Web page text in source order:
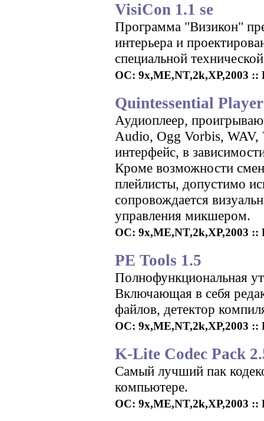
VisiCon 1.1 se
Программа "Визикон"
интерьера и
специальной
ОС: 9x,ME,NT,2k,XP,2003 ::
Quintessential
Аудиоплеер,
Audio, Ogg Vorbis, WAV,
интерфейс, в
Кроме возможности
плейлисты, допустимо
сопровождается
управления микшером.
ОС: 9x,ME,NT,2k,XP,2003 ::
PE Tools 1.5
Полнофункциональная
Включающая в себя
файлов, детектор
ОС: 9x,ME,NT,2k,XP,2003 ::
K-Lite Codec Pack
Cамый лучший пак
компьютере.
ОС: 9x,ME,NT,2k,XP,2003 ::